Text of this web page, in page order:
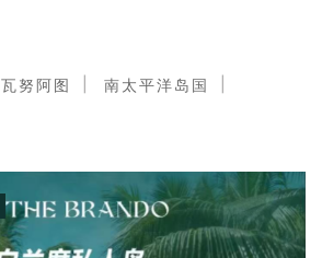
瓦努阿图 南太平洋岛国